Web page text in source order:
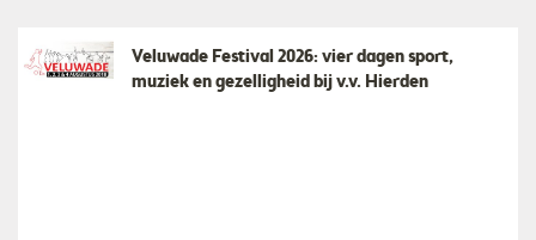
Veluwade Festival 2026: vier dagen sport,
muziek en gezelligheid bij v.v. Hierden